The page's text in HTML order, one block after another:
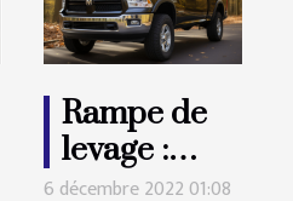
Rampe de
levage :
Pourquoi
6 décembre 2022 01:08